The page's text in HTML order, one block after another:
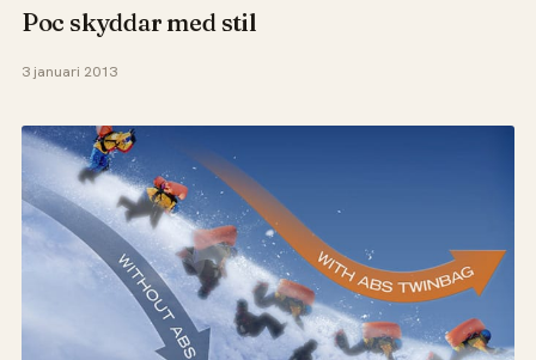
Poc skyddar med stil
3 januari 2013